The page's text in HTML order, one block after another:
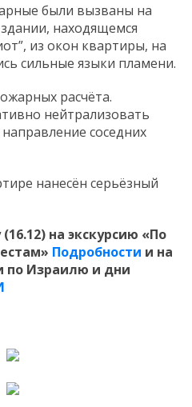
были вызваны на
находящемся
из окон квартиры, на
сильные языки пламени.
расчёта.
нейтрализовать
соседних
нанесён серьёзный
на экскурсию «По
Подробности и на
по Израилю и дни